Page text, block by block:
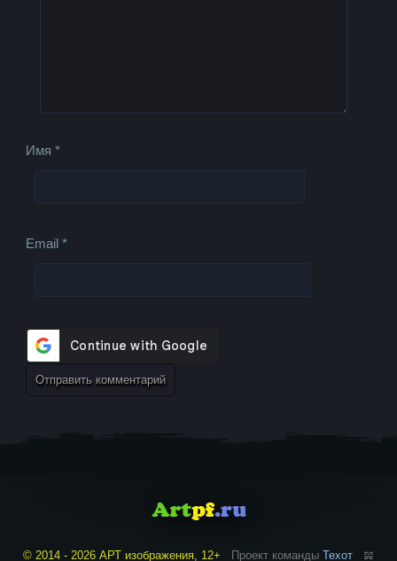
Имя*
Email*
© 2014 - 2026 АРТ изображения, 12+ Проект команды Техот 𝌴